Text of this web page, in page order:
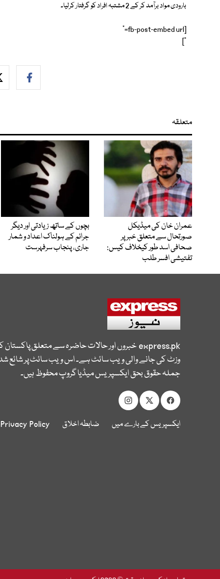
بارودی مواد برآمد کر کے 2 مشتبہ افراد کو گرفتار کرلیا۔
[fb-post-embed url="
"]
متعلقہ
عمران خان کی میڈیکل
صورتحال سے متعلق خبر پر
صحافی اسد طور کیخلاف کیس:
تفتیشی افسر طلب
بچوں کے ساتھ زیادتی اور دیگر
جرائم کے ہولناک اعداد و شمار
جاری، پنجاب سرفہرست
express.pkخبروں اور حالات حاضرہ سے متعلق
وزٹ کی جانے والی ویب سائٹ ہے۔ اس ویب سائٹ پر شائع
جملہ حقوق بحق ایکسپریس میڈیا گروپ محفوظ ہیں۔
ایکسپریس کے بارے میں ضابطہ اخلاق Privacy Policy